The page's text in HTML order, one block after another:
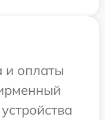
и оплаты